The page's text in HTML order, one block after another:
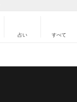
占い すべて